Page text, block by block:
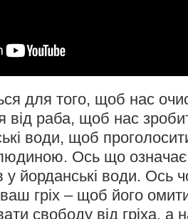
для того, щоб нас
раба, щоб нас
води, щоб
Ось що
у йорданські води. Ось
гріх – щоб його
свободу від гріха, а